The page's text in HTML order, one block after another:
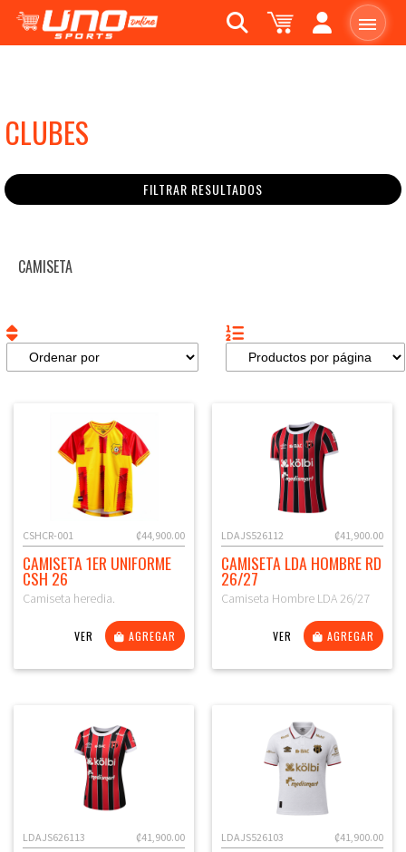
CLUBES
FILTRAR RESULTADOS
CAMISETA
₡44,900.00
CSHCR-001
CAMISETA 1ER UNIFORME
CSH 26
Camiseta heredia.
VER AGREGAR
₡41,900.00
LDAJS526112
CAMISETA LDA HOMBRE RD
26/27
Camiseta Hombre LDA 26/27
VER AGREGAR
₡41,900.00
LDAJS626113 ₡41,900.00
LDAJS526103